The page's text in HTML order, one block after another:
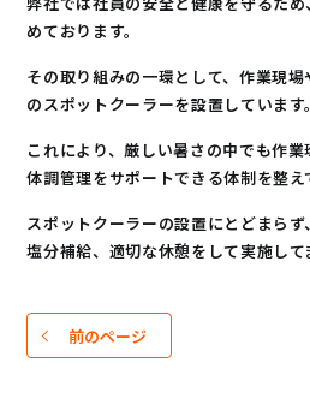
めております。
その取り組みの一環として、作業現
のスポットクーラーを設置しています。
これにより、厳しい暑さの中でも作業
体調管理をサポートできる体制を整え
スポットクーラーの設置にとどまらず
塩分補給、適切な休憩をして実施して
前のページ